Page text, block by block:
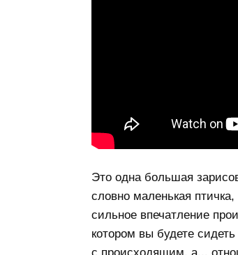
Это одна большая
словно маленькая
сильное впечатление
котором вы будете